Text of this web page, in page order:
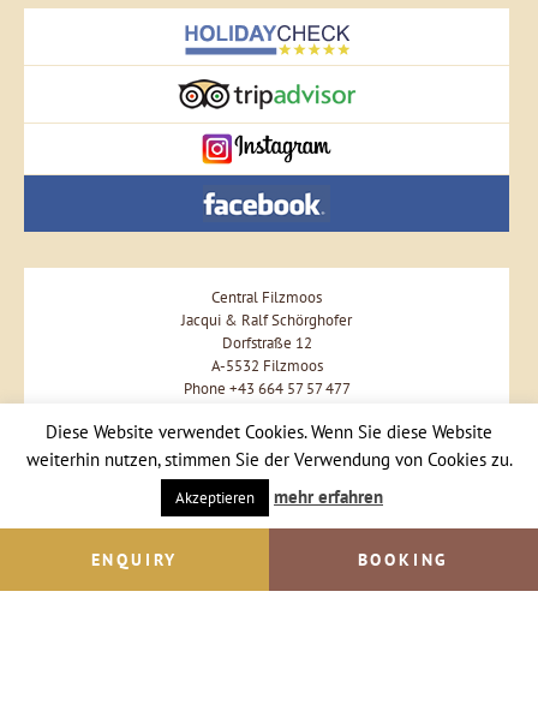
ENQUIRY BOOKING
Central Filzmoos
Jacqui & Ralf Schörghofer
Dorfstraße 12
A-5532 Filzmoos
Phone +43 664 57 57 477
Send Email
Diese Website verwendet Cookies. Wenn Sie diese Website
weiterhin nutzen, stimmen Sie der Verwendung von Cookies zu.
Akzeptieren mehr erfahren